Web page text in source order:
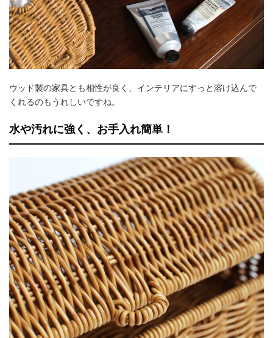
ウッド製の家具とも相性が良く、インテリアにすっと溶け込んで
くれるのもうれしいですね。
水や汚れに強く、お手入れ簡単！